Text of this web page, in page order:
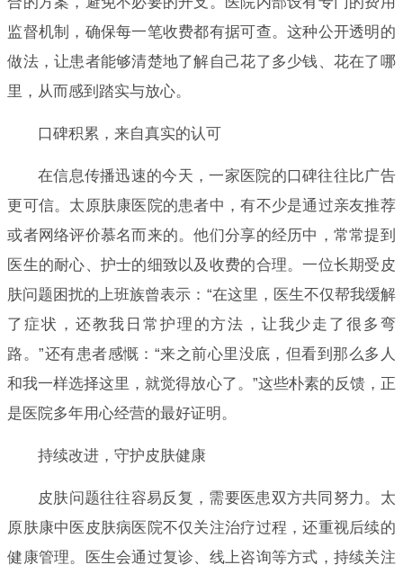
监督机制，确保每一笔收费都有据可查。这种公开透明的
做法，让患者能够清楚地了解自己花了多少钱、花在了哪
里，从而感到踏实与放心。
口碑积累，来自真实的认可
在信息传播迅速的今天，一家医院的口碑往往比广告
更可信。太原肤康医院的患者中，有不少是通过亲友推荐
或者网络评价慕名而来的。他们分享的经历中，常常提到
医生的耐心、护士的细致以及收费的合理。一位长期受皮
肤问题困扰的上班族曾表示：“在这里，医生不仅帮我缓解
了症状，还教我日常护理的方法，让我少走了很多弯
路。”还有患者感慨：“来之前心里没底，但看到那么多人
和我一样选择这里，就觉得放心了。”这些朴素的反馈，正
是医院多年用心经营的最好证明。
持续改进，守护皮肤健康
皮肤问题往往容易反复，需要医患双方共同努力。太
原肤康中医皮肤病医院不仅关注治疗过程，还重视后续的
健康管理。医生会通过复诊、线上咨询等方式，持续关注